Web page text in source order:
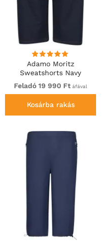
Adamo Moritz
Sweatshorts Navy
Feladó 19 990 Ft áfával
Kosárba rakás